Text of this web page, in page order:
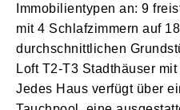
Immobilientypen an: 9
mit 4 Schlafzimmern auf
durchschnittlichen
Loft T2-T3 Stadthäuser
Jedes Haus verfügt über